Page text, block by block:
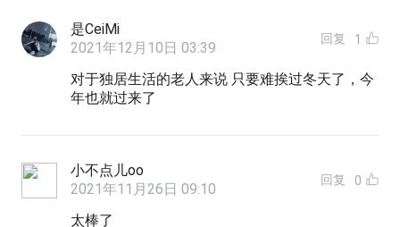
是CeiMi
2021年12月10日 03:39
回复 1
对于独居生活的老人来说 只要难挨过冬天了，今
年也就过来了
小不点儿oo
2021年11月26日 09:10
回复 0
太棒了